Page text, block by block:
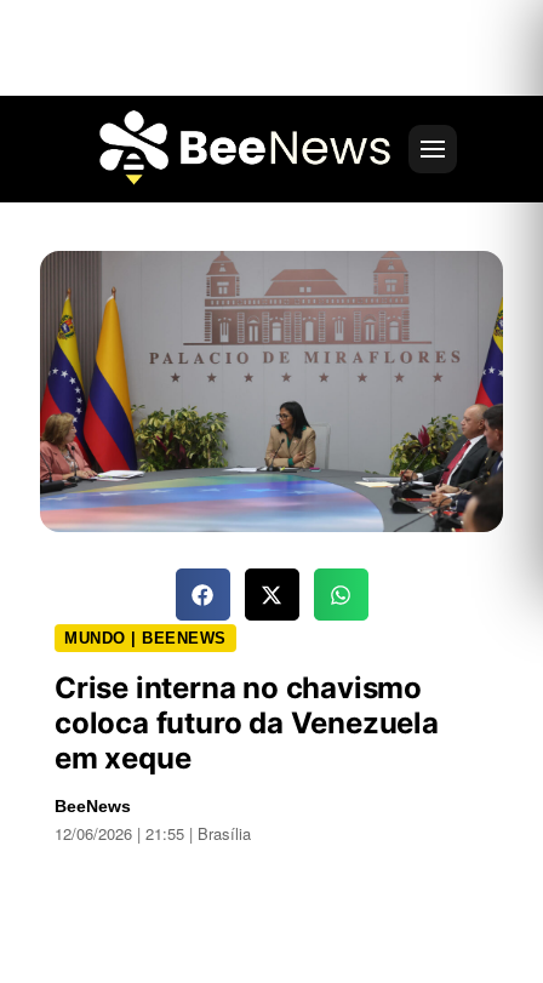
MUNDO | BEENEWS
Crise interna no chavismo
coloca futuro da Venezuela
em xeque
BeeNews
12/06/2026 | 21:55 | Brasília